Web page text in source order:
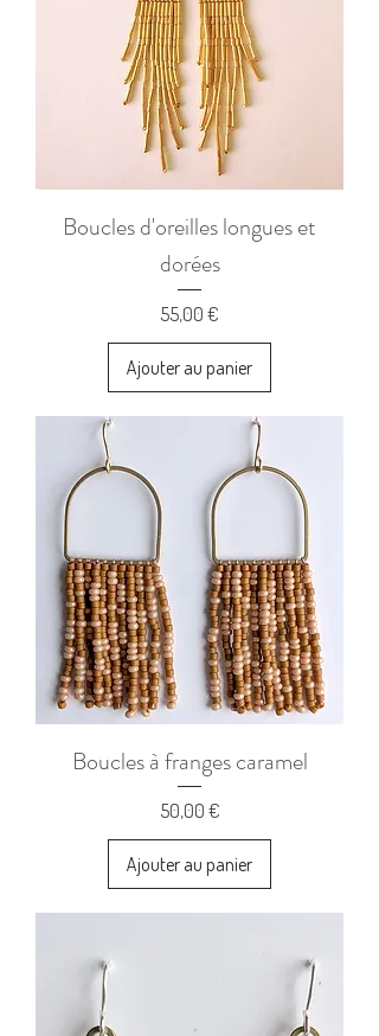
Boucles d'oreilles longues et
dorées
Prix
55,00 €
Ajouter au panier
Boucles à franges caramel
Prix
50,00 €
Ajouter au panier